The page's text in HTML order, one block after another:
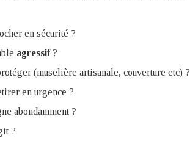
en sécurité ?
agressif?
(muselière artisanale, couverture etc) ?
en urgence ?
abondamment ?
?